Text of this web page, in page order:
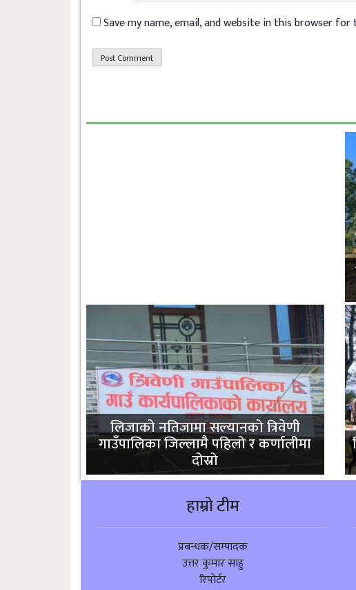
Save my name, email, and website in this browser
छत्रेश्वरीलाई हराउँदै त्रिबेणी २१ रनले विजयी
लिजाको नतिजामा सल्यानको त्रिवेणी
गाउँपालिका जिल्लामै पहिलो र कर्णालीमा
दोस्रो
हाम्रो टीम
प्रबन्धक/सम्पादक
उत्तर कुमार साहु
रिपोर्टर